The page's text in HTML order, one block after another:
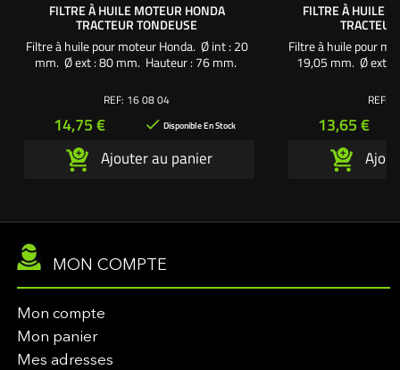
FILTRE À HUILE MOTEUR HONDA
TRACTEUR TONDEUSE
Filtre à huile pour moteur Honda. Ø int : 20
mm. Ø ext : 80 mm. Hauteur : 76 mm.
REF: 16 08 04
Prix
14,75 €  Disponible En Stock
Ajouter au panier
FILTRE À HUILE
Filtre à huile pour
19,05 mm. Ø ext :
REF:
Prix
13,65 €
MON COMPTE
Mon compte
Mon panier
Mes adresses